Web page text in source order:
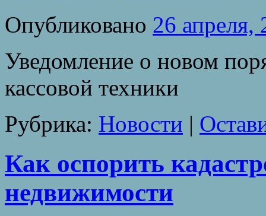
Опубликовано 26 апреля,
Уведомление о новом
кассовой техники
Рубрика: Новости |
Как оспорить
недвижимости